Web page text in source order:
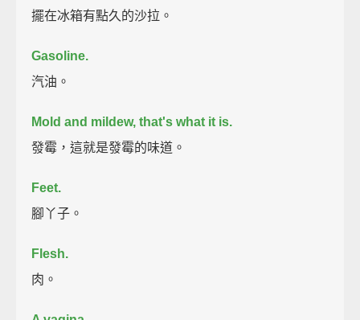
擺在冰箱有點久的沙拉。
Gasoline.
汽油。
Mold and mildew, that's what it is.
發霉，這就是發霉的味道。
Feet.
腳丫子。
Flesh.
肉。